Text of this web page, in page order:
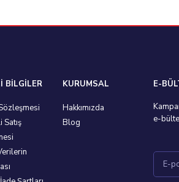
BİLGİLER KURUMSAL
Hakkımızda
Blog
E-
e-